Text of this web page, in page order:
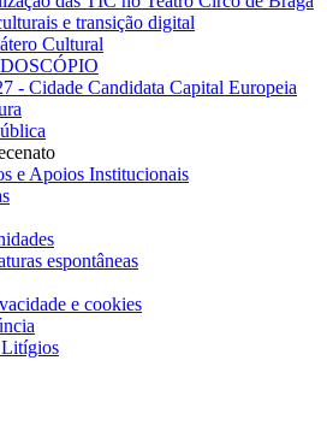
e transição digital
Cultural
- Cidade Candidata Capital Europeia
e Apoios Institucionais
espontâneas
e cookies
Litígios